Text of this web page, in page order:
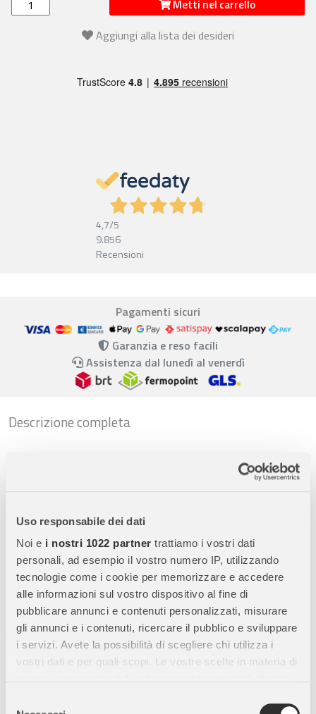
Uso responsabile dei dati
Noi e i nostri 1022 partner trattiamo i vostri dati
personali, ad esempio il vostro numero IP, utilizzando
tecnologie come i cookie per memorizzare e accedere
alle informazioni sul vostro dispositivo al fine di
pubblicare annunci e contenuti personalizzati, misurare
gli annunci e i contenuti, ricercare il pubblico e sviluppare
i servizi. Avete la possibilità di scegliere chi utilizza i
vostri dati e per quali scopi. Le vostre scelte in materia di
Metti nel carrello
Aggiungi alla lista dei desideri
4,7/5
9.856
Recensioni
Pagamenti sicuri
Garanzia e reso facili
Assistenza dal lunedì al venerdì
Descrizione completa
Schleich Stallone Tinker - Miniatura Realistica in
cavallo Schleichappartenente alla linea
per bambini, collezionisti e appassionati di cavalli. Questa
figura rappresenta fedelmente lo
stallone della razza Tinker
con attenzione ai dettagli e materiali di alta qualità, unendo
realismo, gioco educativo e stimolo alla creatività
Caratteristiche Principali:
Alta qualità:Lostallone Tinker Schleichè realizzato con